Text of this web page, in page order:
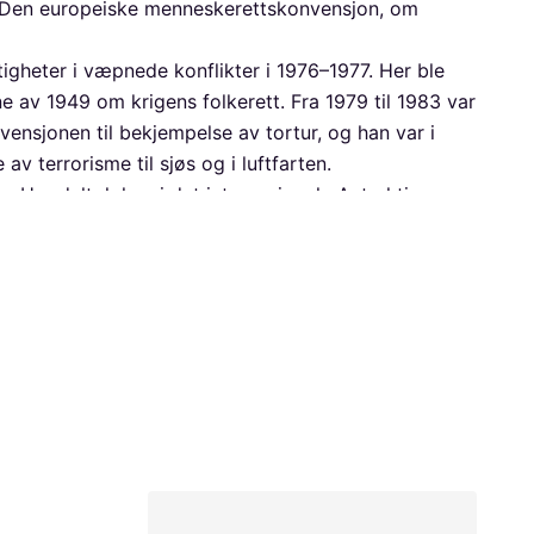
europeiske menneskerettskonvensjon, om
i væpnede konflikter i 1976–1977. Her ble
av 1949 om krigens folkerett. Fra 1979 til 1983 var
til bekjempelse av tortur, og han var i
av terrorisme til sjøs og i luftfarten.
Her deltok han i det internasjonale Antarktis-
I 1993 var han medlem av den norske
domstol i Haag. Med permisjon fra
Ruud har også ledet flere arbeidsgrupper om